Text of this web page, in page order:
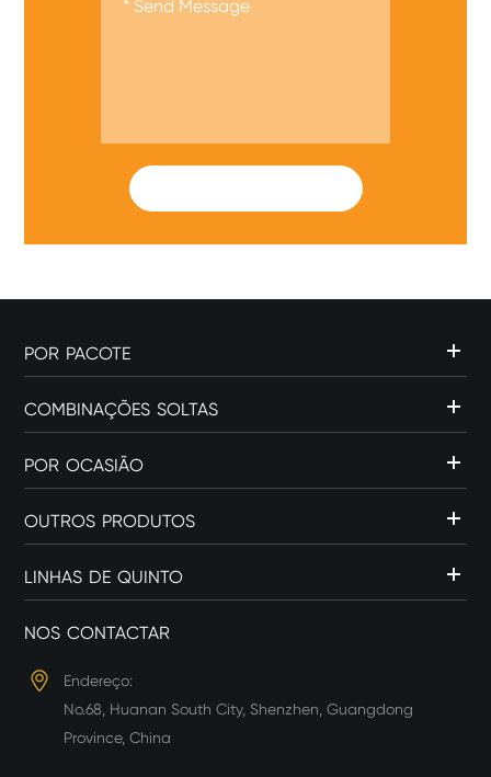
POR PACOTE
COMBINAÇÕES SOLTAS
POR OCASIÃO
OUTROS PRODUTOS
LINHAS DE QUINTO
NOS CONTACTAR
Endereço:
No.68, Huanan South City, Shenzhen, Guangdong
Province, China